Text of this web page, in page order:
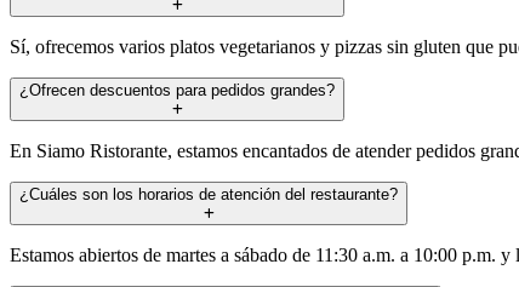
Sí, ofrecemos varios platos vegetarianos y pizzas sin gluten que
¿Ofrecen descuentos para pedidos grandes?
En Siamo Ristorante, estamos encantados de atender pedidos
¿Cuáles son los horarios de atención del restaurante?
Estamos abiertos de martes a sábado de 11:30 a.m. a 10:00 p.m.